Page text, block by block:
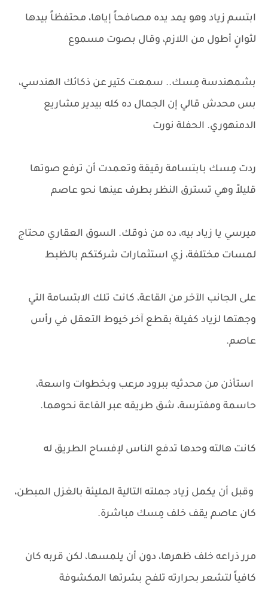
ابتسم زياد وهو يمد يده مصافحاً إياها، محتفظاً بيدها
لثوانٍ أطول من اللازم، وقال بصوت مسموع
بشمهندسة مِسك.. سمعت كتير عن ذكائك الهندسي،
بس محدش قالي إن الجمال ده كله بيدير مشاريع
الدمنهوري. الحفلة نورت
ردت مِسك بابتسامة رقيقة وتعمدت أن ترفع صوتها
قليلاً وهي تسترق النظر بطرف عينها نحو عاصم
ميرسي يا زياد بيه، ده من ذوقك. السوق العقاري محتاج
لمسات مختلفة، زي استثمارات شركتكم بالظبط
على الجانب الآخر من القاعة، كانت تلك الابتسامة التي
وجهتها لزياد كفيلة بقطع آخر خيوط التعقل في رأس
عاصم.
استأذن من محدثيه ببرود مرعب وبخطوات واسعة،
حاسمة ومفترسة، شق طريقه عبر القاعة نحوهما.
كانت هالته وحدها تدفع الناس لإفساح الطريق له
وقبل أن يكمل زياد جملته التالية المليئة بالغزل المبطن،
كان عاصم يقف خلف مِسك مباشرة.
مرر ذراعه خلف ظهرها، دون أن يلمسها، لكن قربه كان
كافياً لتشعر بحرارته تلفح بشرتها المكشوفة